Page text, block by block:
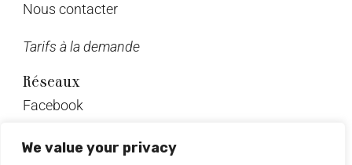
We value your privacy
Nous contacter
Tarifs à la demande
Réseaux
Facebook
Instagram